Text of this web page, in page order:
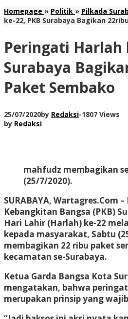
Homepage » Politik » Pilkada
ke-22, PKB Surabaya Bagikan
Peringati Harlah
Surabaya
Paket Sembako
25/07/2020by Redaksi-1807 Views
by Redaksi
mahfudz membagikan
(25/7/2020).
SURABAYA, Wartagres.Com –
Kebangkitan Bangsa (PKB)
Hari Lahir (Harlah) ke-22
kepada masyarakat, Sabtu
membagikan 22 ribu paket
kecamatan se-Surabaya.
Ketua Garda Bangsa Kota
mengatakan, bahwa
merupakan prinsip yang